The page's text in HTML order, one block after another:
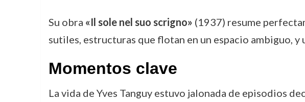
Su obra «Il sole nel suo scrigno» (1937) resume
sutiles, estructuras que flotan en un espacio ambiguo,
Momentos clave
La vida de Yves Tanguy estuvo jalonada de episodios